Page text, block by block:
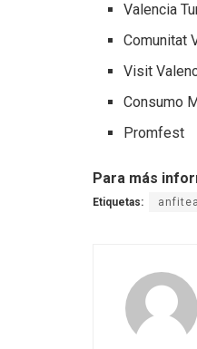
Valencia
Comunitat
Visit
Consumo
Promfest
Para más
Etiquetas: